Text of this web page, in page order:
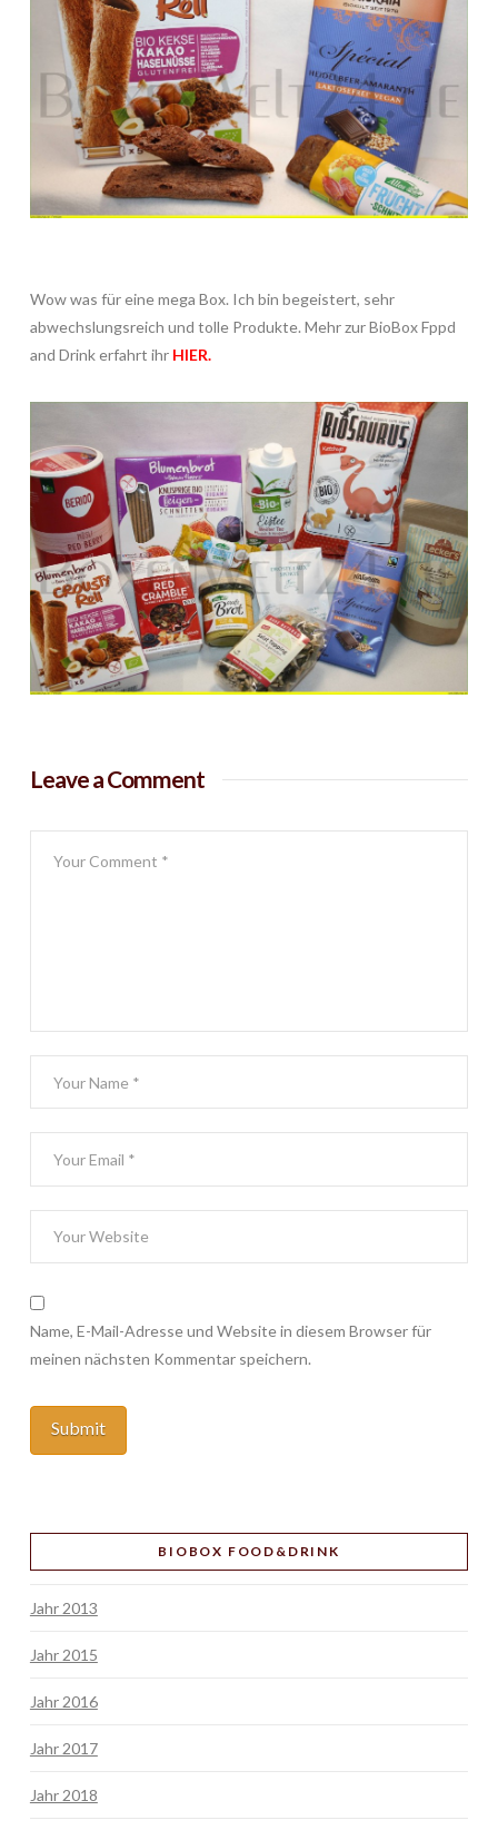
Wow was für eine mega Box. Ich bin begeistert, sehr
abwechslungsreich und tolle Produkte. Mehr zur BioBox Fppd
and Drink erfahrt ihr HIER.
Leave a Comment
Name, E-Mail-Adresse und Website in diesem Browser für
meinen nächsten Kommentar speichern.
BIOBOX FOOD&DRINK
Jahr 2013
Jahr 2015
Jahr 2016
Jahr 2017
Jahr 2018